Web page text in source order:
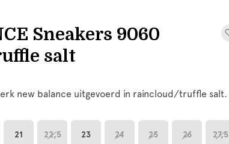
Sneakers 9060
salt
new balance uitgevoerd in raincloud/truffle salt.
21 22,5 23 24 25 26 27,5